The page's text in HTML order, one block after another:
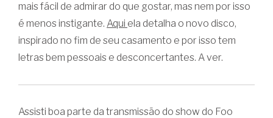
mais fácil de admirar do que gostar, mas nem por isso
é menos instigante. Aqui ela detalha o novo disco,
inspirado no fim de seu casamento e por isso tem
letras bem pessoais e desconcertantes. A ver.
Assisti boa parte da transmissão do show do Foo